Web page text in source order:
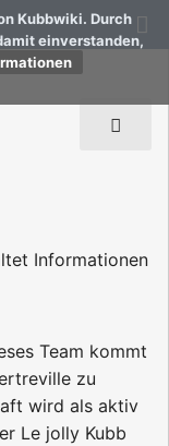
Kubbwiki. Durch
einverstanden,
Informationen
Team kommt
zu
wird als aktiv
Le jolly Kubb